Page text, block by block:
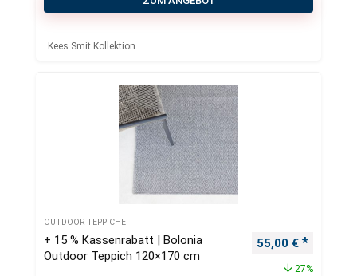
Kees Smit Kollektion
OUTDOOR TEPPICHE
+ 15 % Kassenrabatt | Bolonia
Outdoor Teppich 120×170 cm
Ursprünglicher
55,00 €
27%